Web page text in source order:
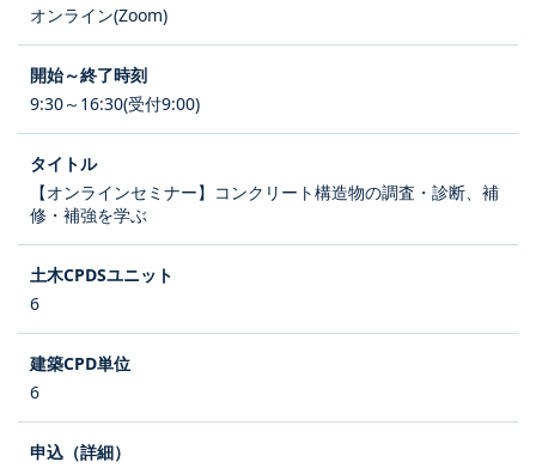
オンライン(Zoom)
9:30～16:30(受付9:00)
【オンラインセミナー】コンクリート構造物の調査・診断、補
修・補強を学ぶ
6
6